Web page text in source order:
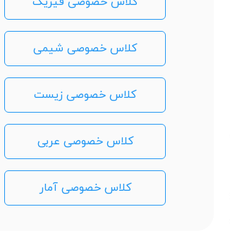
کلاس خصوصی شیمی
کلاس خصوصی زیست
کلاس خصوصی عربی
کلاس خصوصی آمار